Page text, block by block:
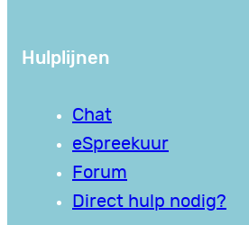
Hulplijnen
Chat
eSpreekuur
Forum
Direct hulp nodig?